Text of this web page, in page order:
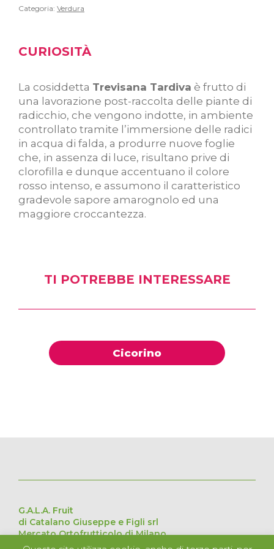
Categoria: Verdura
CURIOSITÀ
La cosiddetta Trevisana Tardiva è frutto di
una lavorazione post-raccolta delle piante di
radicchio, che vengono indotte, in ambiente
controllato tramite l’immersione delle radici
in acqua di falda, a produrre nuove foglie
che, in assenza di luce, risultano prive di
clorofilla e dunque accentuano il colore
rosso intenso, e assumono il caratteristico
gradevole sapore amarognolo ed una
maggiore croccantezza.
TI POTREBBE INTERESSARE
Cicorino
G.A.L.A. Fruit
di Catalano Giuseppe e Figli srl
Mercato Ortofrutticolo di Milano
Via Cesare Lombroso 54, 20137 Milano